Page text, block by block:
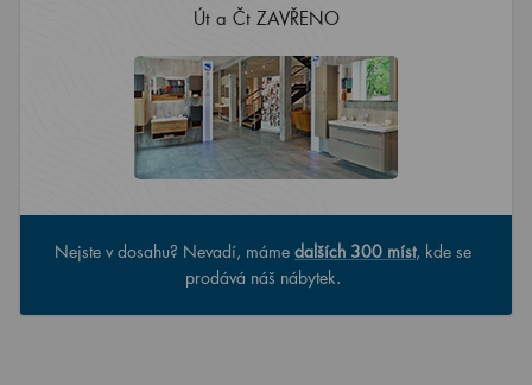
Út a Čt ZAVŘENO
Nejste v dosahu? Nevadí, máme dalších 300 míst, kde se
prodává náš nábytek.